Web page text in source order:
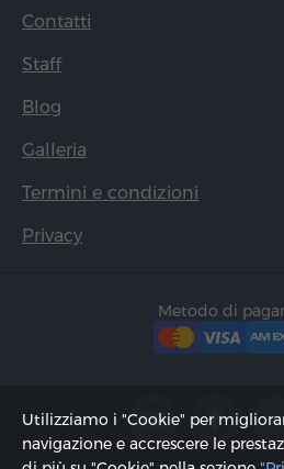
Contatti
Staff
Blog
Galleria
Termini e condizioni
Privacy
Metodo di
Utilizziamo i "Cookie" per
navigazione e accrescere le